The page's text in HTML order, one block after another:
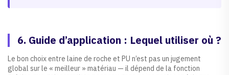
6. Guide d’application : Lequel utiliser où ?
Le bon choix entre laine de roche et PU n’est pas un jugement
global sur le « meilleur » matériau — il dépend de la fonction